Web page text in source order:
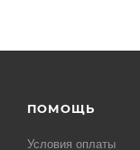
ПОМОЩЬ
Условия оплаты